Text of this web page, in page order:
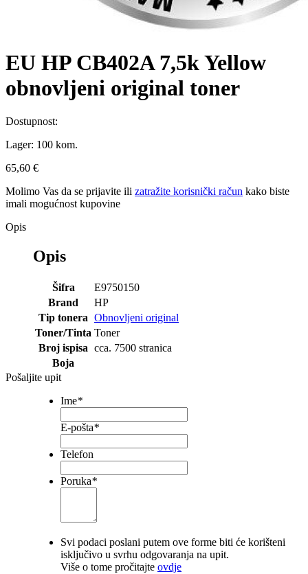
EU HP CB402A 7,5k Yellow
obnovljeni original toner
Dostupnost:
Lager: 100 kom.
65,60 €
Molimo Vas da se prijavite ili zatražite korisnički račun kako biste
imali mogućnost kupovine
Opis
Opis
Šifra
E9750150
Brand
HP
Tip tonera Obnovljeni original
Toner/Tinta Toner
Broj ispisa cca. 7500 stranica
Boja
Pošaljite upit
Ime*
E-pošta*
Telefon
Poruka*
Svi podaci poslani putem ove forme biti će korišteni
isključivo u svrhu odgovaranja na upit.
Više o tome pročitajte ovdje